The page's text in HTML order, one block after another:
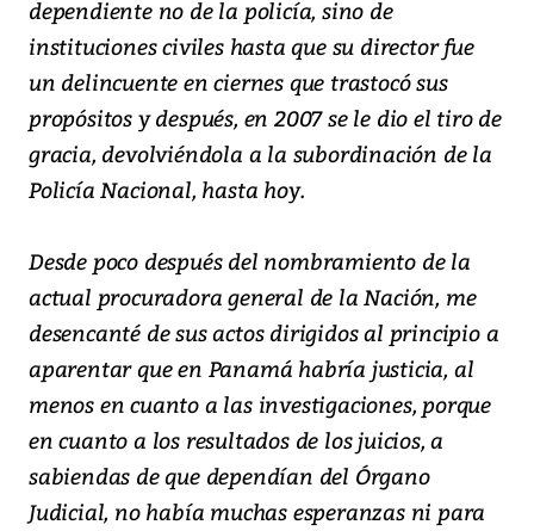
dependiente no de la policía, sino de
instituciones civiles hasta que su director fue
un delincuente en ciernes que trastocó sus
propósitos y después, en 2007 se le dio el tiro de
gracia, devolviéndola a la subordinación de la
Policía Nacional, hasta hoy.
Desde poco después del nombramiento de la
actual procuradora general de la Nación, me
desencanté de sus actos dirigidos al principio a
aparentar que en Panamá habría justicia, al
menos en cuanto a las investigaciones, porque
en cuanto a los resultados de los juicios, a
sabiendas de que dependían del Órgano
Judicial, no había muchas esperanzas ni para